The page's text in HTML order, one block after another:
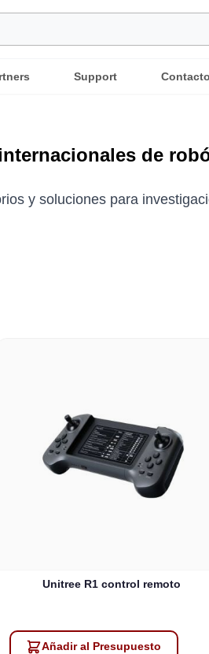
Support Contacto
de
y soluciones para
Unitree R1 control remoto
Añadir al Presupuesto